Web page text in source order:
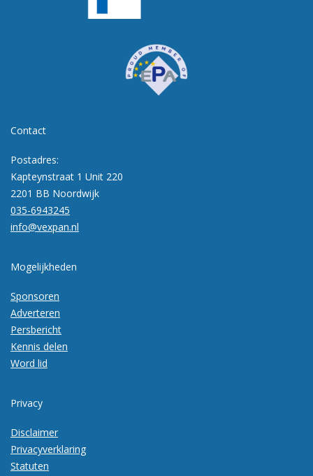
Contact
Postadres:
Kapteynstraat 1 Unit 220
2201 BB Noordwijk
035-6943245
info@vexpan.nl
Mogelijkheden
Sponsoren
Adverteren
Persbericht
Kennis delen
Word lid
Privacy
Disclaimer
Privacyverklaring
Statuten